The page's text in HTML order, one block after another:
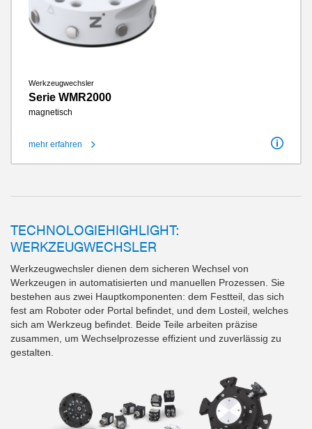
Werkzeugwechsler
Serie WMR2000
magnetisch
Energieübertragung pneumatisch
4 / 4
Wiederholgenauigkeit in X, Y
0.1 mm
Gewicht
0.21 kg - 0.49 kg
mehr erfahren
TECHNOLOGIEHIGHLIGHT:
WERKZEUGWECHSLER
Werkzeugwechsler dienen dem sicheren Wechsel von
Werkzeugen in automatisierten und manuellen Prozessen. Sie
bestehen aus zwei Hauptkomponenten: dem Festteil, das sich
fest am Roboter oder Portal befindet, und dem Losteil, welches
sich am Werkzeug befindet. Beide Teile arbeiten präzise
zusammen, um Wechselprozesse effizient und zuverlässig zu
gestalten.